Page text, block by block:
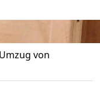
Umzug von